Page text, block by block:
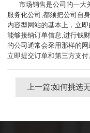
市场销售是公司的一大
服务化公司,都须把公司自
内容型网站的基本上，立
能够接纳订单信息,进行钱
的公司通常会采用那样的
立即提交订单和第三方支付
上一篇:如何挑选